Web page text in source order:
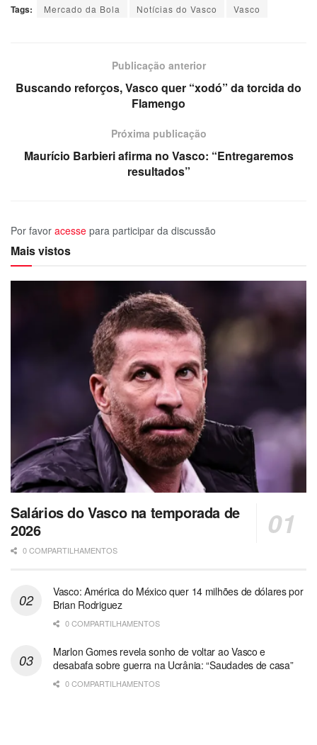
Tags: Mercado da Bola Notícias do Vasco Vasco
Publicação anterior
Buscando reforços, Vasco quer “xodó” da torcida do
Flamengo
Próxima publicação
Maurício Barbieri afirma no Vasco: “Entregaremos
resultados”
Por favor acesse para participar da discussão
Mais vistos
Salários do Vasco na temporada de
2026
0 COMPARTILHAMENTOS
Vasco: América do México quer 14 milhões de dólares por
Brian Rodriguez
0 COMPARTILHAMENTOS
Marlon Gomes revela sonho de voltar ao Vasco e
desabafa sobre guerra na Ucrânia: “Saudades de casa”
0 COMPARTILHAMENTOS